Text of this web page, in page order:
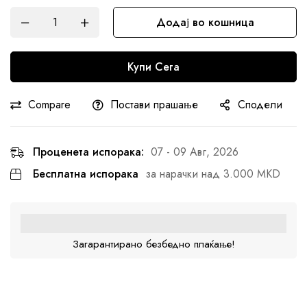
Додај во кошница
Купи Сега
Compare Постави прашање Сподели
Проценета испорака: 07 - 09 Авг, 2026
Бесплатна испорака за нарачки над 3.000 MKD
Загарантирано безбедно плаќање!